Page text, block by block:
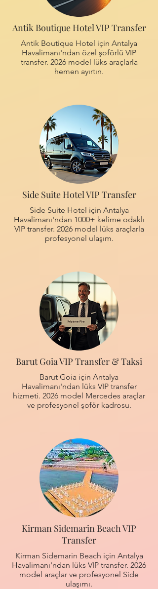
Antik Boutique Hotel VIP Transfer
Antik Boutique Hotel için Antalya
Havalimanı'ndan özel şoförlü VIP
transfer. 2026 model lüks araçlarla
hemen ayırtın.
Side Suite Hotel VIP Transfer
Side Suite Hotel için Antalya
Havalimanı'ndan 1000+ kelime odaklı
VIP transfer. 2026 model lüks araçlarla
profesyonel ulaşım.
Barut Goia VIP Transfer & Taksi
Barut Goia için Antalya
Havalimanı'ndan lüks VIP transfer
hizmeti. 2026 model Mercedes araçlar
ve profesyonel şoför kadrosu.
Kirman Sidemarin Beach VIP
Transfer
Kirman Sidemarin Beach için Antalya
Havalimanı'ndan lüks VIP transfer. 2026
model araçlar ve profesyonel Side
ulaşımı.